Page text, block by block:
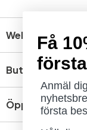
Webbshop
Butik
Öppettider
Få
Anmäl
första